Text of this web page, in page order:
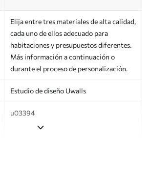
Elija entre tres materiales de alta calidad,
cada uno de ellos adecuado para
habitaciones y presupuestos diferentes.
Más información a continuación o
durante el proceso de personalización.
Estudio de diseño Uwalls
u03394